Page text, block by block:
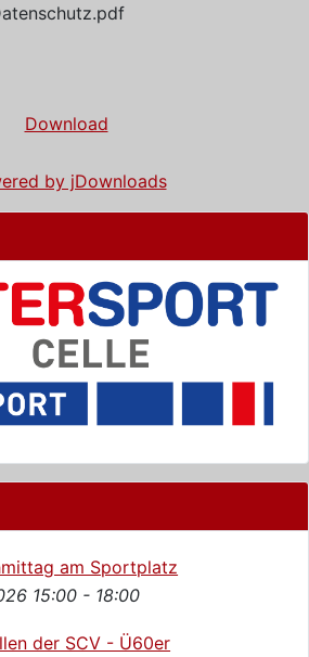
Download
by jDownloads
am Sportplatz
15:00 - 18:00
der SCV - Ü60er